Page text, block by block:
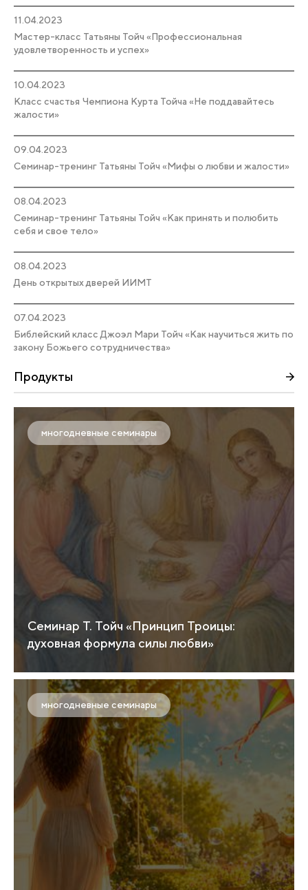
11.04.2023
Мастер-класс Татьяны Тойч «Профессиональная
удовлетворенность и успех»
10.04.2023
Класс счастья Чемпиона Курта Тойча «Не поддавайтесь
жалости»
09.04.2023
Семинар-тренинг Татьяны Тойч «Мифы о любви и жалости»
08.04.2023
Семинар-тренинг Татьяны Тойч «Как принять и полюбить
себя и свое тело»
08.04.2023
День открытых дверей ИИМТ
07.04.2023
Библейский класс Джоэл Мари Тойч «Как научиться жить по
закону Божьего сотрудничества»
Продукты
многодневные семинары
Семинар Т. Тойч «Принцип Троицы:
духовная формула силы любви»
многодневные семинары